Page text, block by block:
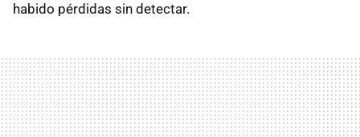
habido pérdidas sin detectar.